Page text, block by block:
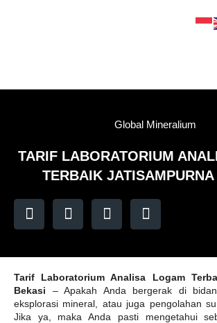
Global Mineralium
TARIF LABORATORIUM
TERBAIK
Tarif Laboratorium Analisa Logam
Bekasi – Apakah Anda bergerak di
eksplorasi mineral, atau juga pengolahan
Jika ya, maka Anda pasti mengetahui